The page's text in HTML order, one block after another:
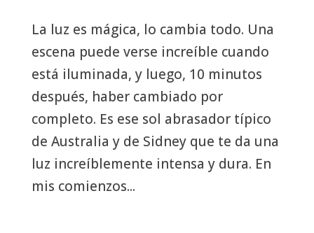
La luz es mágica, lo cambia todo. Una
escena puede verse increíble cuando
está iluminada, y luego, 10 minutos
después, haber cambiado por
completo. Es ese sol abrasador típico
de Australia y de Sidney que te da una
luz increíblemente intensa y dura. En
mis comienzos...